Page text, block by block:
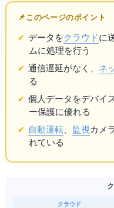
📌 このページのポイント
データをクラウドに
ムにAI処理を行う
通信遅延がなく、 ネ
る
個人データをデバイ
ー保護に優れる
自動運転、 監視カメ
れている
ク
クラウドAI